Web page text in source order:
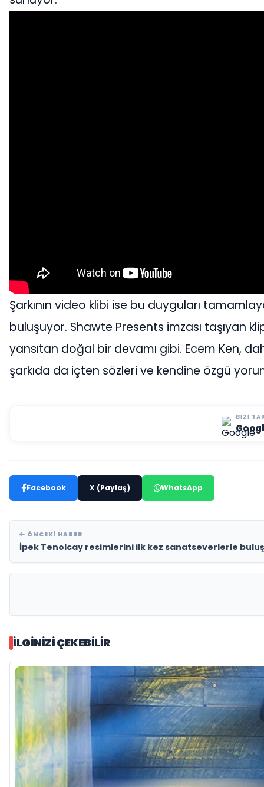
Şarkının video klibi ise bu duyguları
buluşuyor. Shawte Presents imzası taşıyan
yansıtan doğal bir devamı gibi. Ecem Ken,
şarkıda da içten sözleri ve kendine özgü
BIZI
Facebook X (Paylaş) WhatsApp
ÖNCEKI HABER
İpek Tenolcay resimlerini ilk kez sanatseverlerle
İLGINIZI ÇEKEBILIR